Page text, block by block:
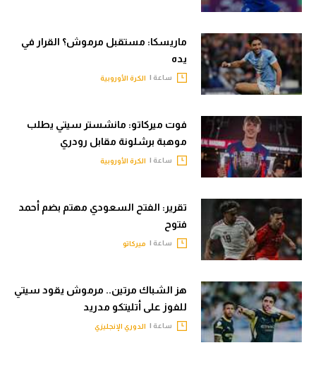
ماريسكا: مستقبل مرموش؟ القرار في
يده
ساعة | الكرة الأوروبية
فوت ميركاتو: مانشستر سيتي يطلب
موهبة برشلونة مقابل رودري
ساعة | الكرة الأوروبية
تقرير: الفتح السعودي مهتم بضم أحمد
فتوح
ساعة | ميركاتو
هز الشباك مرتين.. مرموش يقود سيتي
للفوز على أتليتكو مدريد
ساعة | الدوري الإنجليزي